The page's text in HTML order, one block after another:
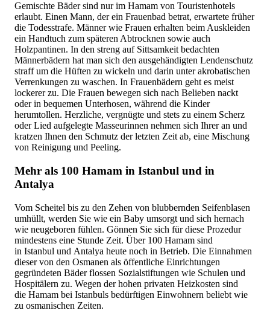
Gemischte Bäder sind nur im Hamam von Touristenhotels
erlaubt. Einen Mann, der ein Frauenbad betrat, erwartete früher
die Todesstrafe. Männer wie Frauen erhalten beim Auskleiden
ein Handtuch zum späteren Abtrocknen sowie auch
Holzpantinen. In den streng auf Sittsamkeit bedachten
Männerbädern hat man sich den ausgehändigten Lendenschutz
straff um die Hüften zu wickeln und darin unter akrobatischen
Verrenkungen zu waschen. In Frauenbädern geht es meist
lockerer zu. Die Frauen bewegen sich nach Belieben nackt
oder in bequemen Unterhosen, während die Kinder
herumtollen. Herzliche, vergnügte und stets zu einem Scherz
oder Lied aufgelegte Masseurinnen nehmen sich Ihrer an und
kratzen Ihnen den Schmutz der letzten Zeit ab, eine Mischung
von Reinigung und Peeling.
Mehr als 100 Hamam in Istanbul und in
Antalya
Vom Scheitel bis zu den Zehen von blubbernden Seifenblasen
umhüllt, werden Sie wie ein Baby umsorgt und sich hernach
wie neugeboren fühlen. Gönnen Sie sich für diese Prozedur
mindestens eine Stunde Zeit. Über 100 Hamam sind
in Istanbul und Antalya heute noch in Betrieb. Die Einnahmen
dieser von den Osmanen als öffentliche Einrichtungen
gegründeten Bäder flossen Sozialstiftungen wie Schulen und
Hospitälern zu. Wegen der hohen privaten Heizkosten sind
die Hamam bei Istanbuls bedürftigen Einwohnern beliebt wie
zu osmanischen Zeiten.